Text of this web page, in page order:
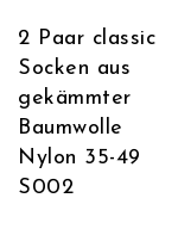
2 Paar classic
Socken aus
gekämmter
Baumwolle
Nylon 35-49
S002